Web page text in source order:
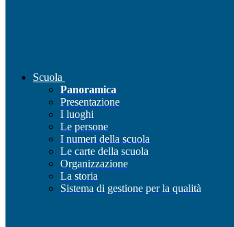
Scuola
Panoramica
Presentazione
I luoghi
Le persone
I numeri della scuola
Le carte della scuola
Organizzazione
La storia
Sistema di gestione per la qualità